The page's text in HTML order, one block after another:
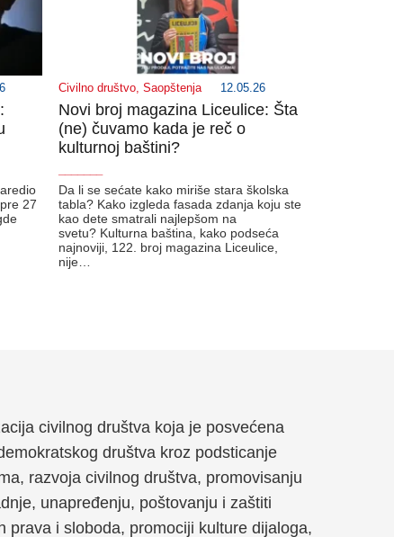
27
Civilno društvo, Saopštenja 12.05.26
Novi broj magazina Liceulice: Šta
(ne) čuvamo kada je reč o
kulturnoj baštini?
Da li se sećate kako miriše stara školska
tabla? Kako izgleda fasada zdanja koju ste
kao dete smatrali najlepšom na
svetu? Kulturna baština, kako podseća
najnoviji, 122. broj magazina Liceulice,
nije…
civilnog društva koja je posvećena
društva kroz podsticanje
razvoja civilnog društva, promovisanju
unapređenju, poštovanju i zaštiti
prava i sloboda, promociji kulture dijaloga,